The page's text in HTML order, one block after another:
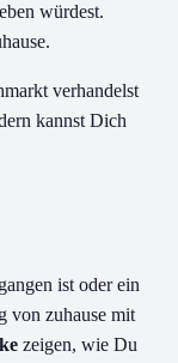
würdest.
verhandelst
kannst Dich
ist oder ein
von zuhause mit
zeigen, wie Du